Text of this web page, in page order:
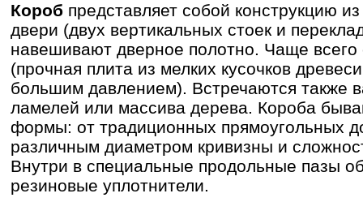
Короб представляет собой конструкцию
двери (двух вертикальных стоек и
навешивают дверное полотно. Чаще
(прочная плита из мелких кусочков
большим давлением). Встречаются также
ламелей или массива дерева. Короба
формы: от традиционных прямоугольных
различным диаметром кривизны и
Внутри в специальные продольные пазы
резиновые уплотнители.